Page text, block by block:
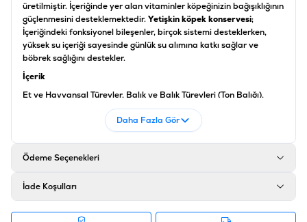
üretilmiştir. İçeriğinde yer alan vitaminler köpeğinizin bağışıklığının
güçlenmesini desteklemektedir.Yetişkin köpek konservesi;
İçeriğindeki fonksiyonel bileşenler, birçok sistemi desteklerken,
yüksek su içeriği sayesinde günlük su alımına katkı sağlar ve
böbrek sağlığını destekler.
İçerik
Et ve Hayvansal Türevler, Balık ve Balık Türevleri (Ton Balığı),
Tahıllar, Bitkisel Kökenli Türevler, Mineraller
Ham Protein %8, Ham Yağ %5, Ham Lif %0,5, Ham Kül %2,5, Nem
%80
Vitamin A 2.250 IU/kg, Vitamin D3 328 IU/kg, Vitamin E 26
Daha Fazla Gör
Ödeme Seçenekleri
İade Koşulları